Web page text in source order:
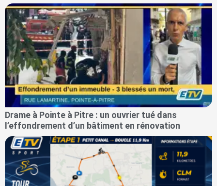
Drame à Pointe à Pitre : un ouvrier tué dans
l’effondrement d’un bâtiment en rénovation